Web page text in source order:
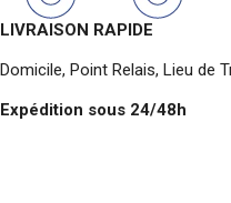
LIVRAISON RAPIDE
Domicile, Point Relais, Lieu de
Expédition sous 24/48h